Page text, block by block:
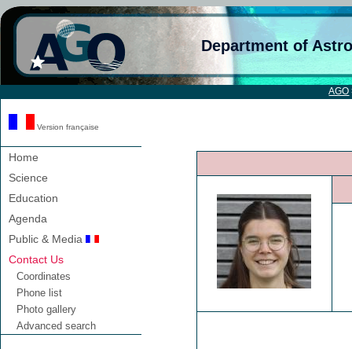
Department of
AGO
Version française
Home
Science
Education
Agenda
Public & Media
Contact Us
Coordinates
Phone list
Photo gallery
Advanced search